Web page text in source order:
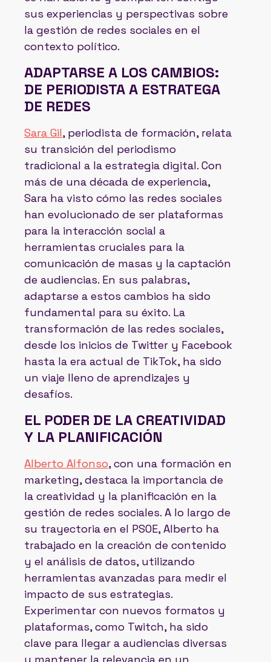
sus experiencias y perspectivas sobre
la gestión de redes sociales en el
contexto político.
ADAPTARSE A LOS CAMBIOS:
DE PERIODISTA A ESTRATEGA
DE REDES
Sara Gil, periodista de formación, relata
su transición del periodismo
tradicional a la estrategia digital. Con
más de una década de experiencia,
Sara ha visto cómo las redes sociales
han evolucionado de ser plataformas
para la interacción social a
herramientas cruciales para la
comunicación de masas y la captación
de audiencias. En sus palabras,
adaptarse a estos cambios ha sido
fundamental para su éxito. La
transformación de las redes sociales,
desde los inicios de Twitter y Facebook
hasta la era actual de TikTok, ha sido
un viaje lleno de aprendizajes y
desafíos.
EL PODER DE LA CREATIVIDAD
Y LA PLANIFICACIÓN
Alberto Alfonso, con una formación en
marketing, destaca la importancia de
la creatividad y la planificación en la
gestión de redes sociales. A lo largo de
su trayectoria en el PSOE, Alberto ha
trabajado en la creación de contenido
y el análisis de datos, utilizando
herramientas avanzadas para medir el
impacto de sus estrategias.
Experimentar con nuevos formatos y
plataformas, como Twitch, ha sido
clave para llegar a audiencias diversas